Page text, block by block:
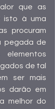
que as
isto à uma
procuram
pegada de
de tal
ser mais
darão em
melhor do